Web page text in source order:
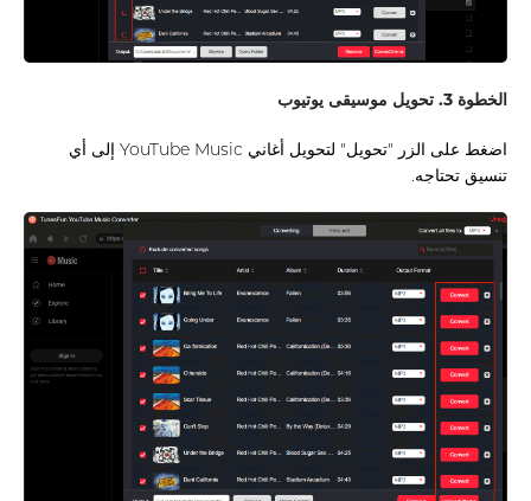
الخطوة 3. تحويل موسيقى يوتيوب
اضغط على الزر "تحويل" لتحويل أغاني YouTube Music إلى أي
تنسيق تحتاجه.